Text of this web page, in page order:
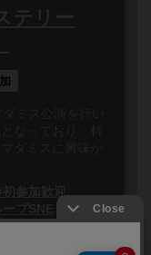
テリー
ミス公演を行い
なっており、料
ダミスに興味が
初参加歓迎
プSNE
じる